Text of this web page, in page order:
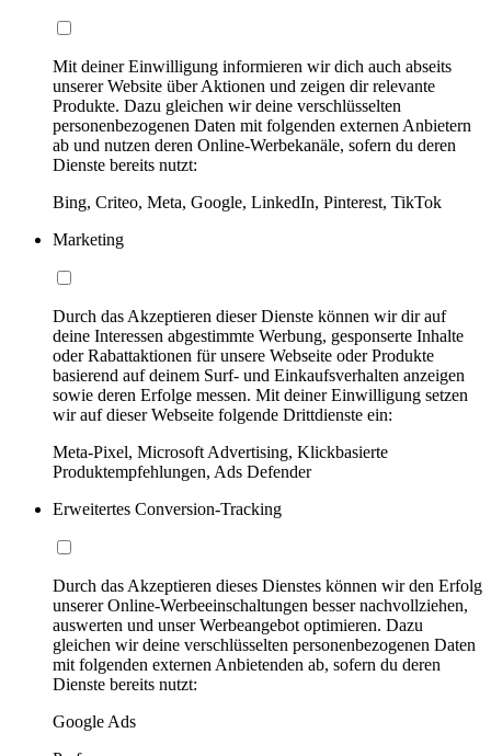
Mit deiner Einwilligung informieren wir dich auch abseits
unserer Website über Aktionen und zeigen dir relevante
Produkte. Dazu gleichen wir deine verschlüsselten
personenbezogenen Daten mit folgenden externen Anbietern
ab und nutzen deren Online-Werbekanäle, sofern du deren
Dienste bereits nutzt:
Bing, Criteo, Meta, Google, LinkedIn, Pinterest, TikTok
Marketing
Durch das Akzeptieren dieser Dienste können wir dir auf
deine Interessen abgestimmte Werbung, gesponserte Inhalte
oder Rabattaktionen für unsere Webseite oder Produkte
basierend auf deinem Surf- und Einkaufsverhalten anzeigen
sowie deren Erfolge messen. Mit deiner Einwilligung setzen
wir auf dieser Webseite folgende Drittdienste ein:
Meta-Pixel, Microsoft Advertising, Klickbasierte
Produktempfehlungen, Ads Defender
Erweitertes Conversion-Tracking
Durch das Akzeptieren dieses Dienstes können wir den Erfolg
unserer Online-Werbeeinschaltungen besser nachvollziehen,
auswerten und unser Werbeangebot optimieren. Dazu
gleichen wir deine verschlüsselten personenbezogenen Daten
mit folgenden externen Anbietenden ab, sofern du deren
Dienste bereits nutzt:
Google Ads